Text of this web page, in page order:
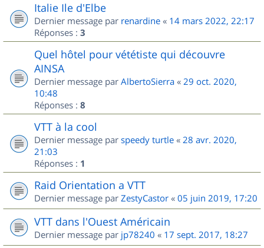
Italie Ile d'Elbe
Dernier message par renardine « 14 mars 2022, 22:17
Réponses : 3
Quel hôtel pour vététiste qui découvre
AINSA
Dernier message par AlbertoSierra « 29 oct. 2020,
10:48
Réponses : 8
VTT à la cool
Dernier message par speedy turtle « 28 avr. 2020,
21:03
Réponses : 1
Raid Orientation a VTT
Dernier message par ZestyCastor « 05 juin 2019, 17:20
VTT dans l'Ouest Américain
Dernier message par jp78240 « 17 sept. 2017, 18:27